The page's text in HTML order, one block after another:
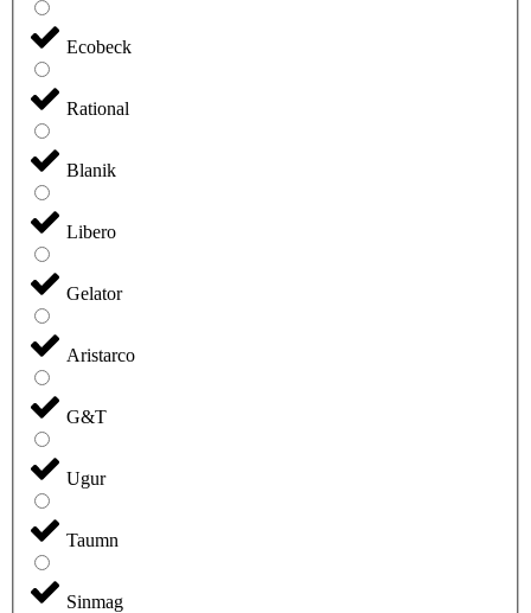
Ecobeck
Rational
Blanik
Libero
Gelator
Aristarco
G&T
Ugur
Taumn
Sinmag